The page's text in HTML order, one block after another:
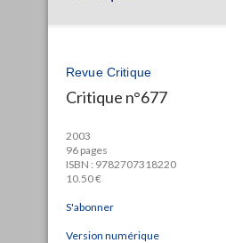
Revue Critique
Critique n°677
2003
96 pages
ISBN : 9782707318220
10.50 €
S'abonner
Version numérique